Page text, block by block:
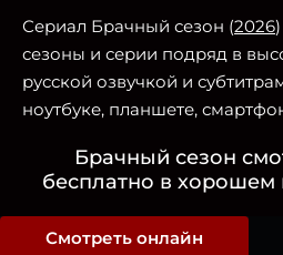
Сериал Брачный сезон (2026
сезоны и серии подряд в
русской озвучкой и
ноутбуке, планшете,
Брачный сезон
бесплатно в хорошем
Смотреть онлайн